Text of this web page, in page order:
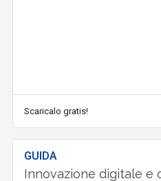
Scaricalo gratis!
GUIDA
Innovazione digitale e